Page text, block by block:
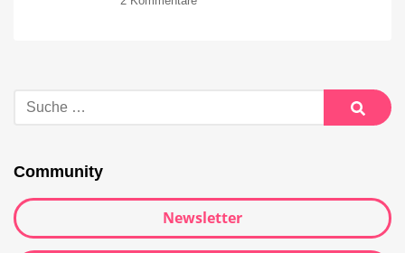
Community
Newsletter